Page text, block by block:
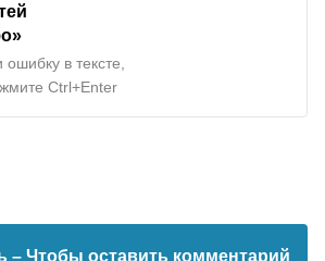
в тексте,
Ctrl+Enter
– Чтобы оставить комментарий